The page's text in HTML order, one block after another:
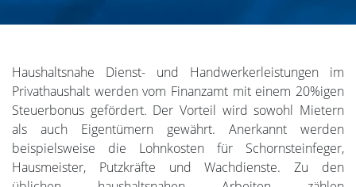
Haushaltsnahe Dienst- und Handwerkerleistungen im
Privathaushalt werden vom Finanzamt mit einem 20%igen
Steuerbonus gefördert. Der Vorteil wird sowohl Mietern
als auch Eigentümern gewährt. Anerkannt werden
beispielsweise die Lohnkosten für Schornsteinfeger,
Hausmeister, Putzkräfte und Wachdienste. Zu den